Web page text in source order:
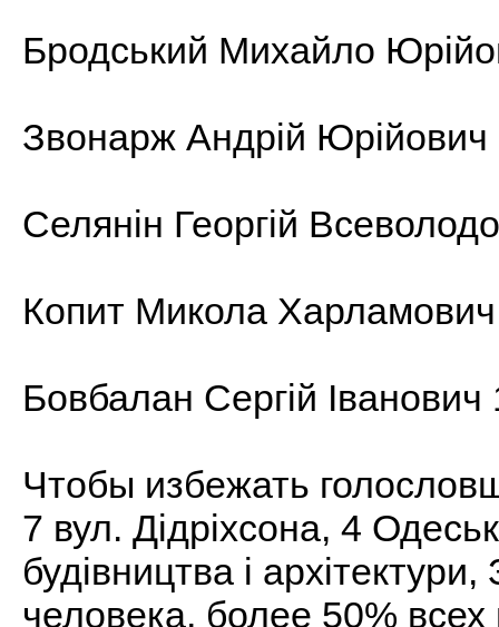
Бродський Михайло
Звонарж Андрій Юрійович
Селянін Георгій
Копит Микола
Бовбалан Сергій Іванович
Чтобы избежать
7 вул. Дідріхсона, 4
будівництва і
человека, более 50%